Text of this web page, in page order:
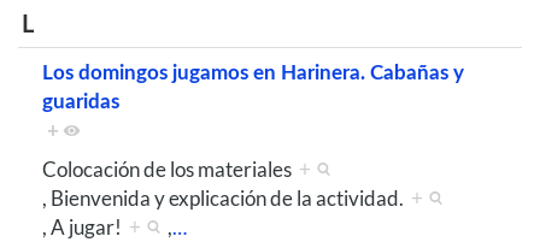
L
Los domingos jugamos en Harinera. Cabañas y
guaridas
+
Colocación de los materiales +
, Bienvenida y explicación de la actividad. +
, A jugar! + ,…